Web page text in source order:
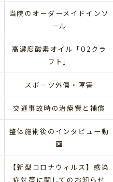
当院のオーダーメイドインソ
ール
高濃度酸素オイル「O2クラ
フト」
スポーツ外傷・障害
交通事故時の治療費と補償
整体施術後のインタビュー動
画
【新型コロナウィルス】感染
症対策に関してのお知らせ